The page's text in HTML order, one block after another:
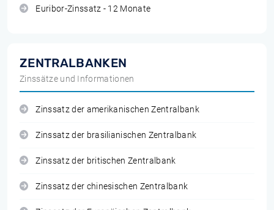
Euribor-Zinssatz - 12 Monate
ZENTRALBANKEN
Zinssätze und Informationen
Zinssatz der amerikanischen Zentralbank
Zinssatz der brasilianischen Zentralbank
Zinssatz der britischen Zentralbank
Zinssatz der chinesischen Zentralbank